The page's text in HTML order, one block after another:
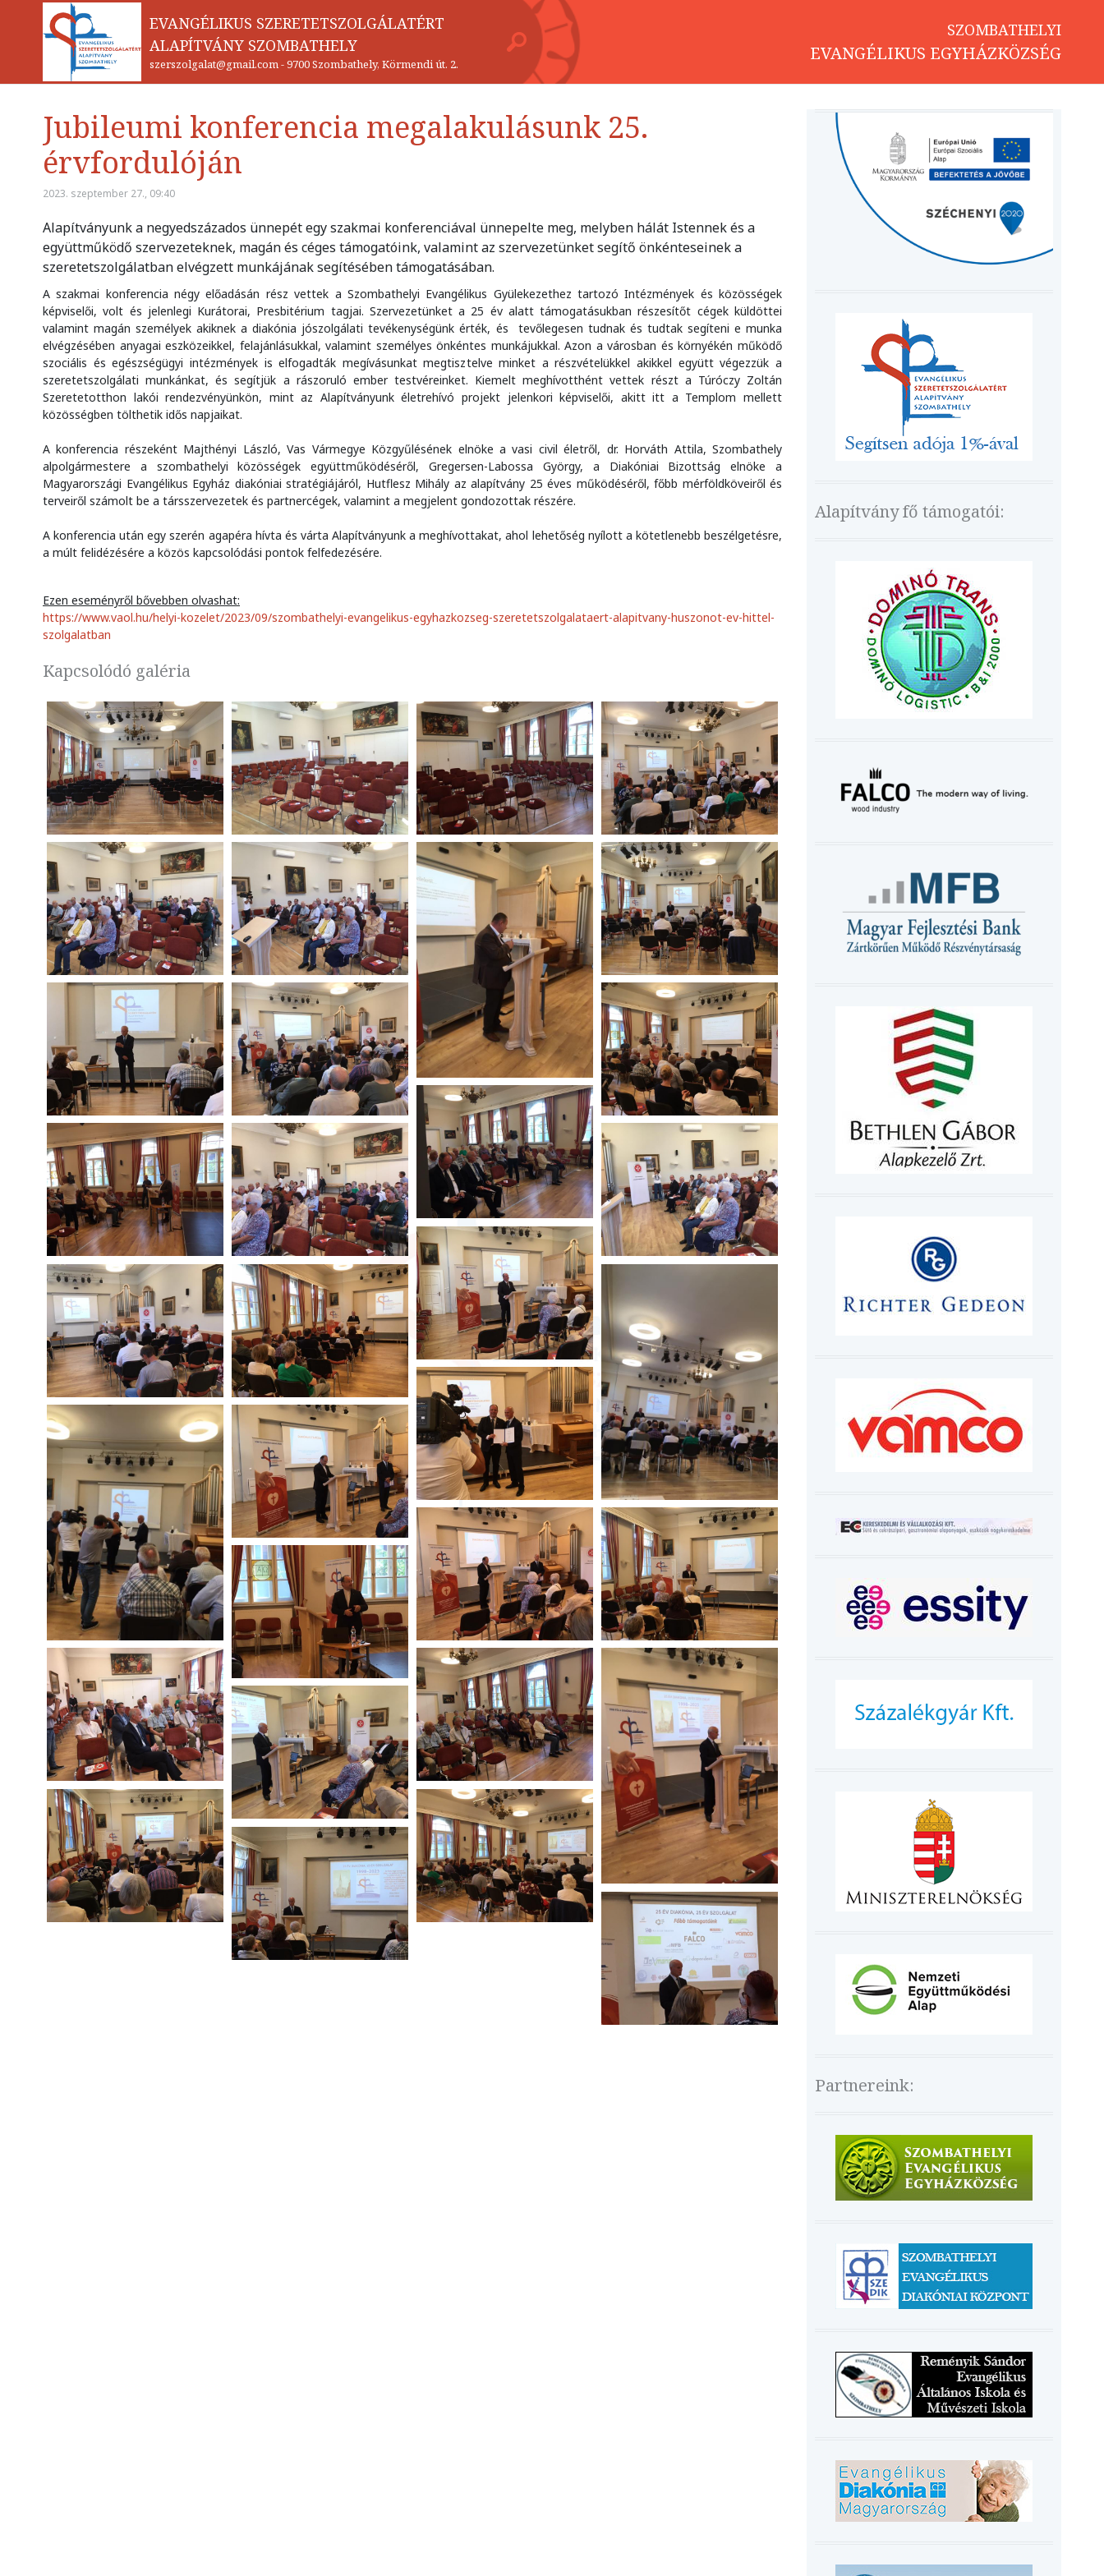
EVANGÉLIKUS SZERETETSZOLGÁLATÉRT
ALAPÍTVÁNY SZOMBATHELY
szerszolgalat@gmail.com-9700 Szombathely, Körmendi út. 2.
SZOMBATHELYI
EVANGÉLIKUS EGYHÁZKÖZSÉG
Jubileumi konferencia megalakulásunk 25.
érvfordulóján
2023. szeptember 27., 09:40
Alapítványunk a negyedszázados ünnepét egy szakmai konferenciával ünnepelte meg, melyben hálát Istennek és a
együttműködő szervezeteknek, magán és céges támogatóink, valamint az szervezetünket segítő önkénteseinek a
szeretetszolgálatban elvégzett munkájának segítésében támogatásában.
A szakmai konferencia négy előadásán rész vettek a Szombathelyi Evangélikus Gyülekezethez tartozó Intézmények és közösségek
képviselői, volt és jelenlegi Kurátorai, Presbitérium tagjai. Szervezetünket a 25 év alatt támogatásukban részesítőt cégek küldöttei
valamint magán személyek akiknek a diakónia jószolgálati tevékenységünk érték, és tevőlegesen tudnak és tudtak segíteni e munka
elvégzésében anyagai eszközeikkel, felajánlásukkal, valamint személyes önkéntes munkájukkal. Azon a városban és környékén működő
szociális és egészségügyi intézmények is elfogadták megívásunkat megtisztelve minket a részvételükkel akikkel együtt végezzük a
szeretetszolgálati munkánkat, és segítjük a rászoruló ember testvéreinket. Kiemelt meghívotthént vettek részt a Túróczy Zoltán
Szeretetotthon lakói rendezvényünkön, mint az Alapítványunk életrehívó projekt jelenkori képviselői, akitt itt a Templom mellett
közösségben tölthetik idős napjaikat.
A konferencia részeként Majthényi László, Vas Vármegye Közgyűlésének elnöke a vasi civil életről, dr. Horváth Attila, Szombathely
alpolgármestere a szombathelyi közösségek együttműködéséről, Gregersen-Labossa György, a Diakóniai Bizottság elnöke a
Magyarországi Evangélikus Egyház diakóniai stratégiájáról, Hutflesz Mihály az alapítvány 25 éves működéséről, főbb mérföldköveiről és
terveiről számolt be a társszervezetek és partnercégek, valamint a megjelent gondozottak részére.
A konferencia után egy szerén agapéra hívta és várta Alapítványunk a meghívottakat, ahol lehetőség nyílott a kötetlenebb beszélgetésre,
a múlt felidézésére a közös kapcsolódási pontok felfedezésére.
Ezen eseményről bővebben olvashat:
https://www.vaol.hu/helyi-kozelet/2023/09/szombathelyi-evangelikus-egyhazkozseg-szeretetszolgalataert-alapitvany-huszonot-ev-hittel-
szolgalatban
Kapcsolódó galéria
Alapítvány fő támogatói:
Partnereink: